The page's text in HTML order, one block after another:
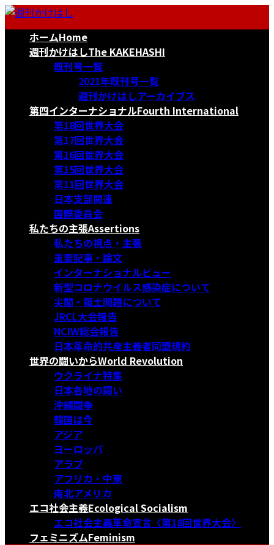
コ
ナ
ホームHome
週刊かけはしThe KAKEHASHI
既刊号一覧
2021年既刊号一覧
週刊かけはしアーカイブス
第四インターナショナルFourth International
第18回世界大会
第17回世界大会
第16回世界大会
第15回世界大会
第11回世界大会
日本支部関連
国際委員会
私たちの主張Assertions
私たちの視点・主張
重要記事・論文
インターナショナルビュー
新型コロナウイルス感染症について
尖閣・領土問題について
JRCL大会報告
NCIW総会報告
日本革命的共産主義者同盟規約
世界の闘いからWorld Revolution
ウクライナ特集
日本各地の闘い
沖縄闘争
韓国は今
アジア
ヨーロッパ
アラブ
アフリカ・中東
南北アメリカ
エコ社会主義Ecological Socialism
エコ社会主義革命宣言〈第18回世界大会〉
フェミニズムFeminism